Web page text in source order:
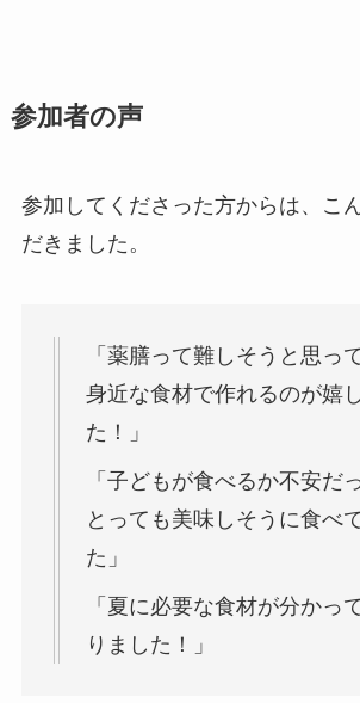
参加者の声
参加してくださった方からは、こ
だきました。
「薬膳って難しそうと思っ
身近な食材で作れるのが嬉
た！」
「子どもが食べるか不安だ
とっても美味しそうに食べ
た」
「夏に必要な食材が分かっ
りました！」